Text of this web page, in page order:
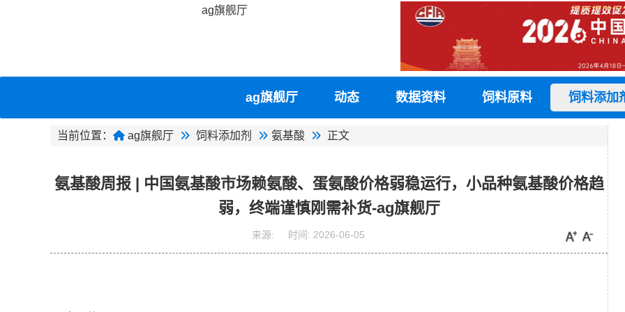
ag旗舰厅
ag旗舰厅 动态 数据资料 饲料原料 饲料添加
当前位置： ag旗舰厅 饲料添加剂 氨基酸 正文
氨基酸周报 | 中国氨基酸市场赖氨酸、蛋氨酸价格弱稳运行，小品种氨基酸价格趋
弱，终端谨慎刚需补货-ag旗舰厅
来源: 时间: 2026-06-05